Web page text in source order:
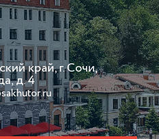
край, г. Сочи,
д. 4